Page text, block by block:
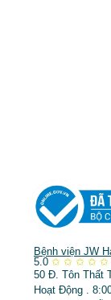
Bệnh viện JW
5.0 ✩ ✩ ✩ ✩ ✩
50 Đ. Tôn Thất
Hoạt Động .